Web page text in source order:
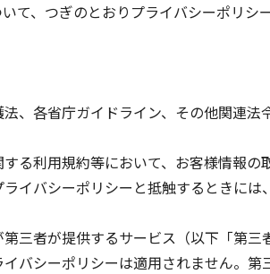
て、つぎのとおりプライバシーポリ
、各省庁ガイドライン、その他関連
る利用規約等において、お客様情報
イバシーポリシーと抵触するときに
三者が提供するサービス（以下「第
バシーポリシーは適用されません。